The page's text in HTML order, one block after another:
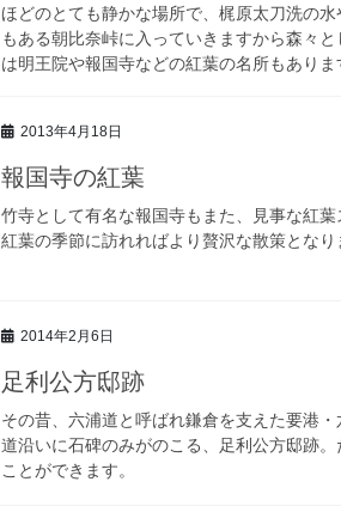
ほどのとても静かな場所で、梶原太刀洗の
もある朝比奈峠に入っていきますから森々
は明王院や報国寺などの紅葉の名所もありま
2013年4月18日
報国寺の紅葉
竹寺として有名な報国寺もまた、見事な紅
紅葉の季節に訪れればより贅沢な散策となり
2014年2月6日
足利公方邸跡
その昔、六浦道と呼ばれ鎌倉を支えた要港
道沿いに石碑のみがのこる、足利公方邸跡
ことができます。